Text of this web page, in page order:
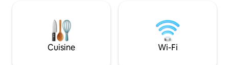
Rivière✔ Un lit simple 90x190 ✔ Non
Caribbean journal
découvrir dans la
Cuisine Wi-Fi